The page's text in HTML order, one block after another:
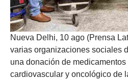
Nueva Delhi, 10 ago (Prensa
varias organizaciones sociales
una donación de
cardiovascular y oncológico de